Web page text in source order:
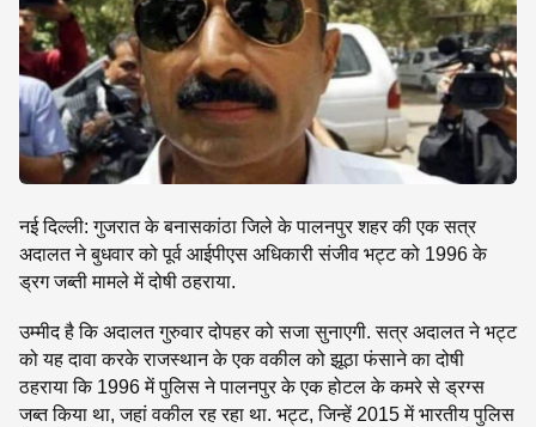
नई दिल्ली: गुजरात के बनासकांठा जिले के पालनपुर शहर की एक सत्र
अदालत ने बुधवार को पूर्व आईपीएस अधिकारी संजीव भट्ट को 1996 के
ड्रग जब्ती मामले में दोषी ठहराया.
उम्मीद है कि अदालत गुरुवार दोपहर को सजा सुनाएगी. सत्र अदालत ने भट्ट
को यह दावा करके राजस्थान के एक वकील को झूठा फंसाने का दोषी
ठहराया कि 1996 में पुलिस ने पालनपुर के एक होटल के कमरे से ड्रग्स
जब्त किया था, जहां वकील रह रहा था. भट्ट, जिन्हें 2015 में भारतीय पुलिस